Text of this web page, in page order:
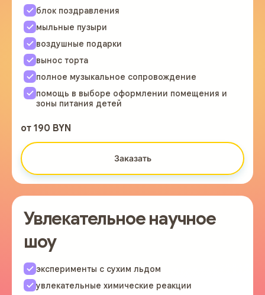
блок поздравления
мыльные пузыри
воздушные подарки
вынос торта
полное музыкальное сопровождение
помощь в выборе оформлении помещения и
зоны питания детей
от 190 BYN
Заказать
Увлекательное научное
шоу
эксперименты с сухим льдом
увлекательные химические реакции